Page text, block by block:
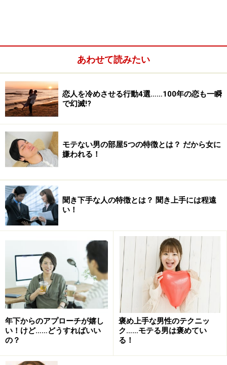
彼氏の誕生日プレゼントはメッセージ等の気持ちが
大切
彼氏へのおすすめのプレゼント選び
デートは「手作り料理」か「レストランでスマート
に奢る」
彼氏が気分の良くなる「平穏な誕生日」を演出
彼氏の誕生日を忘れても、プレゼントの準備は当日
プレゼント選びは、彼氏の意見をうまく引き出し
て！
男性は「サプライズ」に反応が薄いのが「普通」！
彼氏の誕生日プレゼントはメッセージ等の
気持ちが大切
夜景の見えるレストランで食事をして、ブランド品をプ
レゼントされて喜ぶのは、どちらかというと女性です。
女性のなかには、プレゼントの値段やレストランのラン
あわせて読みたい
恋人を冷めさせる行動4選……100年の恋も一瞬
で幻滅!?
モテない男の部屋5つの特徴とは？ だから女に
嫌われる！
聞き下手な人の特徴とは？ 聞き上手には程遠
い！
年下からのアプローチが嬉し
い！けど……どうすればいい
の？
褒め上手な男性のテクニッ
ク……モテる男は褒めてい
る！